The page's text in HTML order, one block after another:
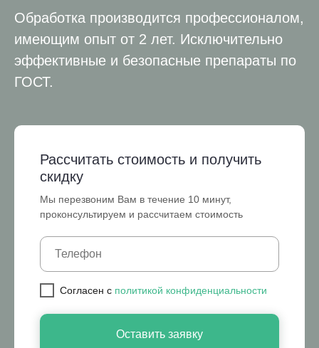
Обработка производится профессионалом,
имеющим опыт от 2 лет. Исключительно
эффективные и безопасные препараты по
ГОСТ.
Рассчитать стоимость и получить
скидку
Мы перезвоним Вам в течение 10 минут,
проконсультируем и рассчитаем стоимость
Cогласен с политикой конфиденциальности
Оставить заявку